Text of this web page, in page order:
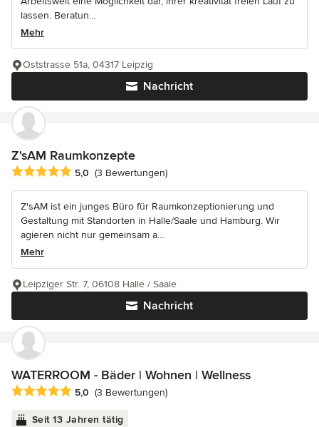
lassen. Beratun...
Mehr
Nachricht
Oststrasse 51a, 04317 Leipzig
Z'sAM Raumkonzepte
Durchschnittliche Bewertung: 5 von 5 Sternen
5,0 (3 Bewertungen)
Z'sAM ist ein junges Büro für Raumkonzeptionierung und
Gestaltung mit Standorten in Halle/Saale und Hamburg. Wir
agieren nicht nur gemeinsam a...
Mehr
Nachricht
Leipziger Str. 7, 06108 Halle / Saale
WATERROOM - Bäder | Wohnen | Wellness
Durchschnittliche Bewertung: 5 von 5 Sternen
5,0 (3 Bewertungen)
Seit 13 Jahren tätig